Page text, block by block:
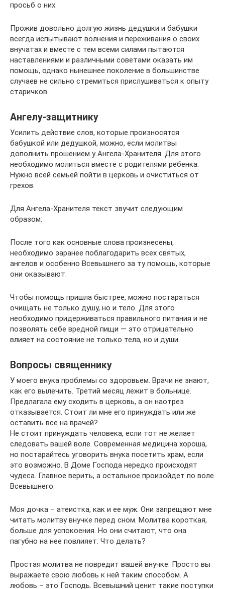
просьб о них.
Прожив довольно долгую жизнь дедушки и бабушки
всегда испытывают волнения и переживания о своих
внучатах и вместе с тем всеми силами пытаются
наставлениями и различными советами оказать им
помощь, однако нынешнее поколение в большинстве
случаев не сильно стремиться прислушиваться к опыту
старичков.
Ангелу-защитнику
Усилить действие слов, которые произносятся
бабушкой или дедушкой, можно, если молитвы
дополнить прошением у Ангела-Хранителя. Для этого
необходимо молиться вместе с родителями ребенка.
Нужно всей семьей пойти в церковь и очиститься от
грехов.
Для Ангела-Хранителя текст звучит следующим
образом:
После того как основные слова произнесены,
необходимо заранее поблагодарить всех святых,
ангелов и особенно Всевышнего за ту помощь, которые
они оказывают.
Чтобы помощь пришла быстрее, можно постараться
очищать не только душу, но и тело. Для этого
необходимо придерживаться правильного питания и не
позволять себе вредной пищи — это отрицательно
влияет на состояние не только тела, но и души.
Вопросы священнику
У моего внука проблемы со здоровьем. Врачи не знают,
как его вылечить. Третий месяц лежит в больнице.
Предлагала ему сходить в церковь, а он наотрез
отказывается. Стоит ли мне его принуждать или же
оставить все на врачей?
Не стоит принуждать человека, если тот не желает
следовать вашей воле. Современная медицина хороша,
но постарайтесь уговорить внука посетить храм, если
это возможно. В Доме Господа нередко происходят
чудеса. Главное верить, а остальное произойдет по воле
Всевышнего.
Моя дочка – атеистка, как и ее муж. Они запрещают мне
читать молитву внучке перед сном. Молитва короткая,
больше для успокоения. Но они считают, что она
пагубно на нее повлияет. Что делать?
Простая молитва не повредит вашей внучке. Просто вы
выражаете свою любовь к ней таким способом. А
любовь – это Господь. Всевышний ценит такие поступки